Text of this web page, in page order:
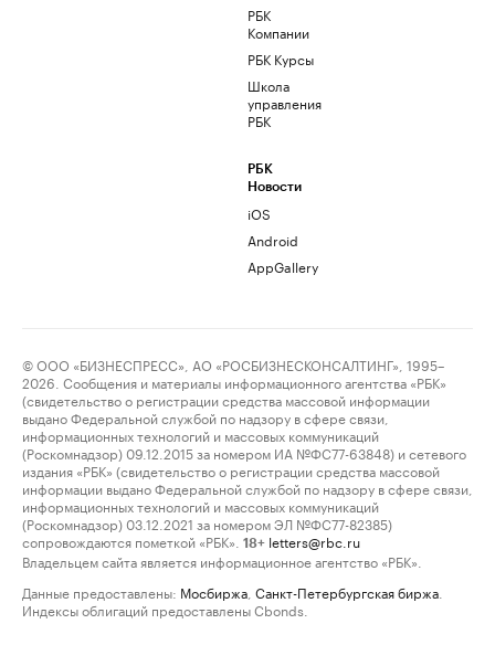
РБК
Компании
РБК Курсы
Школа
управления
РБК
РБК
Новости
iOS
Android
AppGallery
© ООО «БИЗНЕСПРЕСС», АО «РОСБИЗНЕСКОНСАЛТИНГ», 1995–
2026. Сообщения и материалы информационного агентства «РБК»
(свидетельство о регистрации средства массовой информации
выдано Федеральной службой по надзору в сфере связи,
информационных технологий и массовых коммуникаций
(Роскомнадзор) 09.12.2015 за номером ИА №ФС77-63848) и сетевого
издания «РБК» (свидетельство о регистрации средства массовой
информации выдано Федеральной службой по надзору в сфере связи,
информационных технологий и массовых коммуникаций
(Роскомнадзор) 03.12.2021 за номером ЭЛ №ФС77-82385)
сопровождаются пометкой «РБК».
18+ letters@rbc.ru
Владельцем сайта является информационное агентство «РБК».
Данные предоставлены: Мосбиржа Санкт-Петербургская биржа
Индексы облигаций предоставлены Cbonds.